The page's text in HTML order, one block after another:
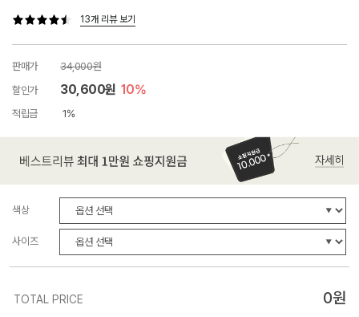
13개 리뷰 보기
판매가
34,000원
할인가
30,600원 10%
적립금 1%
색상
사이즈
TOTAL PRICE 0원